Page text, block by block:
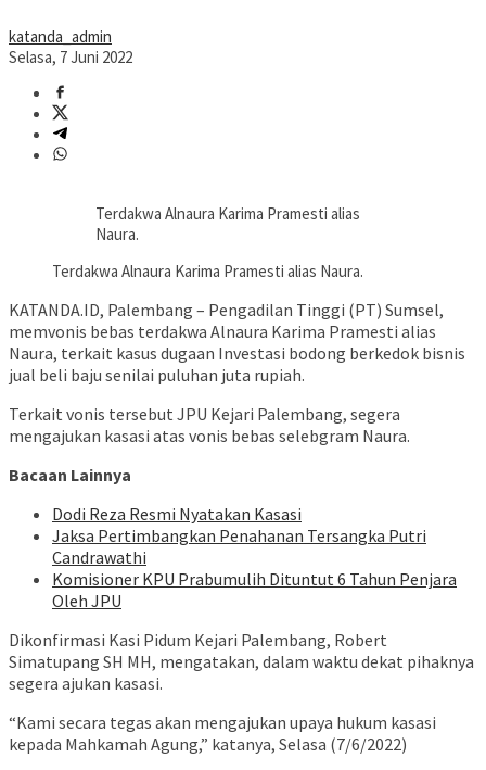
katanda_admin
Selasa, 7 Juni 2022
Terdakwa Alnaura Karima Pramesti alias
Naura.
Terdakwa Alnaura Karima Pramesti alias Naura.
KATANDA.ID, Palembang – Pengadilan Tinggi (PT) Sumsel,
memvonis bebas terdakwa Alnaura Karima Pramesti alias
Naura, terkait kasus dugaan Investasi bodong berkedok bisnis
jual beli baju senilai puluhan juta rupiah.
Terkait vonis tersebut JPU Kejari Palembang, segera
mengajukan kasasi atas vonis bebas selebgram Naura.
Bacaan Lainnya
Dodi Reza Resmi Nyatakan Kasasi
Jaksa Pertimbangkan Penahanan Tersangka Putri
Candrawathi
Komisioner KPU Prabumulih Dituntut 6 Tahun Penjara
Oleh JPU
Dikonfirmasi Kasi Pidum Kejari Palembang, Robert
Simatupang SH MH, mengatakan, dalam waktu dekat pihaknya
segera ajukan kasasi.
“Kami secara tegas akan mengajukan upaya hukum kasasi
kepada Mahkamah Agung,” katanya, Selasa (7/6/2022)